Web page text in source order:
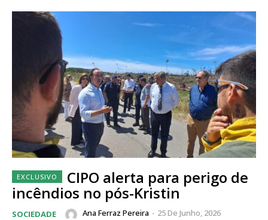
CIPO alerta para perigo de
incêndios no pós-Kristin
SOCIEDADE Ana Ferraz Pereira - 25 De Junho, 2026